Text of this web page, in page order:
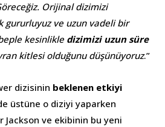
Orijinal dizimizi
gururluyuz ve uzun vadeli bir
kesinlikle dizimizi uzun süre
kitlesi olduğunu düşünüyoruz.”
dizisinin beklenen etkiyi
üstüne o diziyi yaparken
Jackson ve ekibinin bu yeni